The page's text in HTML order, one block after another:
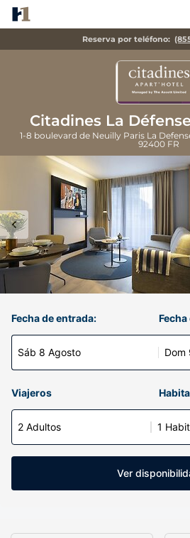
Reserva por teléfono:
Citadines La
1-8 boulevard de Neuilly Paris La
92400 FR
Fecha de entrada:
Sáb 8 Agosto Dom
Viajeros
2 Adultos 1
Ver